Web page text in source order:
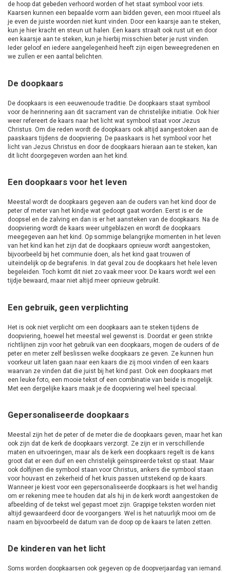
de hoop dat gebeden verhoord worden of het staat symbool voor iets.
Kaarsen kunnen een bepaalde vorm aan bidden geven, een mooi ritueel als
je even de juiste woorden niet kunt vinden. Door een kaarsje aan te steken,
kun je hier kracht en steun uit halen. Een kaars straalt ook rust uit en door
een kaarsje aan te steken, kun je hierbij misschien beter je rust vinden.
Ieder geloof en iedere aangelegenheid heeft zijn eigen beweegredenen en
we zullen er een aantal belichten.
De doopkaars
De doopkaars is een eeuwenoude traditie. De doopkaars staat symbool
voor de herinnering aan dit sacrament van de christelijke initiatie. Ook hier
weer refereert de kaars naar het licht wat symbool staat voor Jezus
Christus. Om die reden wordt de doopkaars ook altijd aangestoken aan de
paaskaars tijdens de doopviering. De paaskaars is het symbool voor het
licht van Jezus Christus en door de doopkaars hieraan aan te steken, kan
dit licht doorgegeven worden aan het kind.
Een doopkaars voor het leven
Meestal wordt de doopkaars gegeven aan de ouders van het kind door de
peter of meter van het kindje wat gedoopt gaat worden. Eerst is er de
doopsel en de zalving en dan is er het aansteken van de doopkaars. Na de
doopviering wordt de kaars weer uitgeblazen en wordt de doopkaars
meegegeven aan het kind. Op sommige belangrijke momenten in het leven
van het kind kan het zijn dat de doopkaars opnieuw wordt aangestoken,
bijvoorbeeld bij het communie doen, als het kind gaat trouwen of
uiteindelijk op de begrafenis. In dat geval zou de doopkaars het hele leven
begeleiden. Toch komt dit niet zo vaak meer voor. De kaars wordt wel een
tijdje bewaard, maar niet altijd meer opnieuw gebruikt.
Een gebruik, geen verplichting
Het is ook niet verplicht om een doopkaars aan te steken tijdens de
doopviering, hoewel het meestal wel gewenst is. Doordat er geen strikte
richtlijnen zijn voor het gebruik van een doopkaars, mogen de ouders of de
peter en meter zelf beslissen welke doopkaars ze geven. Ze kunnen hun
voorkeur uit laten gaan naar een kaars die zij mooi vinden of een kaars
waarvan ze vinden dat die juist bij het kind past. Ook een doopkaars met
een leuke foto, een mooie tekst of een combinatie van beide is mogelijk.
Met een dergelijke kaars maak je de doopviering wel heel speciaal.
Gepersonaliseerde doopkaars
Meestal zijn het de peter of de meter die de doopkaars geven, maar het kan
ook zijn dat de kerk de doopkaars verzorgt. Ze zijn er in verschillende
maten en uitvoeringen, maar als de kerk een doopkaars regelt is de kans
groot dat er een duif en een christelijk geïnspireerde tekst op staat. Maar
ook dolfijnen die symbool staan voor Christus, ankers die symbool staan
voor houvast en zekerheid of het kruis passen uitstekend op de kaars.
Wanneer je kiest voor een gepersonaliseerde doopkaars is het wel handig
om er rekening mee te houden dat als hij in de kerk wordt aangestoken de
afbeelding of de tekst wel gepast moet zijn. Grappige teksten worden niet
altijd gewaardeerd door de voorgangers. Wel is het natuurlijk mooi om de
naam en bijvoorbeeld de datum van de doop op de kaars te laten zetten.
De kinderen van het licht
Soms worden doopkaarsen ook gegeven op de doopverjaardag van iemand.